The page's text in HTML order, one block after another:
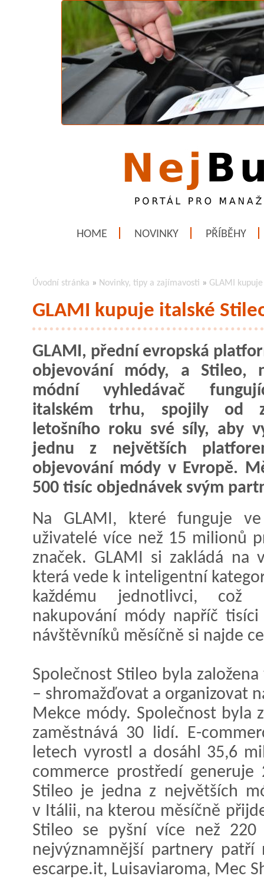
HOME NOVINKY PŘÍBĚHY
Úvodní stránka » Novinky, tipy a zajímavosti » GLAMI
GLAMI kupuje italské
GLAMI, přední evropská
objevování módy, a Stileo,
módní vyhledávač
italském trhu, spojily od
letošního roku své síly, aby
jednu z největších
objevování módy v Evropě.
500 tisíc objednávek svým
Na GLAMI, které funguje
uživatelé více než 15 milionů
značek. GLAMI si zakládá na
která vede k inteligentní
každému jednotlivci, což
nakupování módy napříč
návštěvníků měsíčně si najde
Společnost Stileo byla
– shromažďovat a organizovat
Mekce módy. Společnost byla
zaměstnává 30 lidí. E-
letech vyrostl a dosáhl 35,6
commerce prostředí
Stileo je jedna z největších
v Itálii, na kterou měsíčně
Stileo se pyšní více než 220
nejvýznamnější partnery patří
escarpe.it, Luisaviaroma, Mec